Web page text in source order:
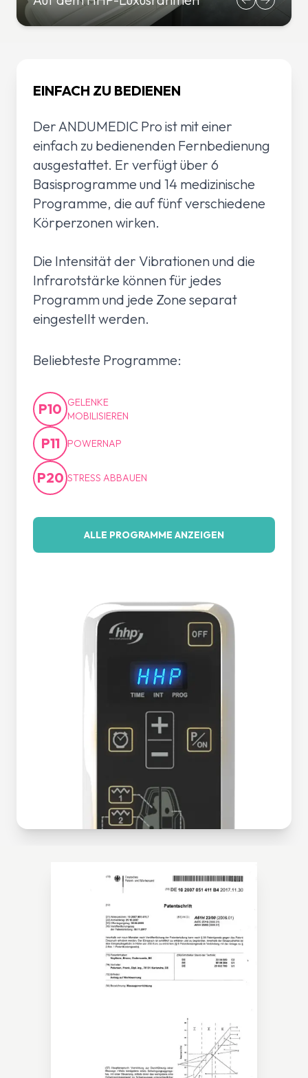
EINFACH ZU BEDIENEN
Der ANDUMEDIC Pro ist mit einer
einfach zu bedienenden Fernbedienung
ausgestattet. Er verfügt über 6
Basisprogramme und 14 medizinische
Programme, die auf fünf verschiedene
Körperzonen wirken.
Die Intensität der Vibrationen und die
Infrarotstärke können für jedes
Programm und jede Zone separat
eingestellt werden.
Beliebteste Programme:
P10 GELENKE
MOBILISIEREN
P11 POWERNAP
P20 STRESS ABBAUEN
ALLE PROGRAMME ANZEIGEN